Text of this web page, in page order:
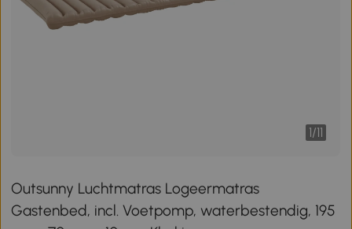
1/11
Outsunny Luchtmatras Logeermatras
Gastenbed, incl. Voetpomp, waterbestendig, 195